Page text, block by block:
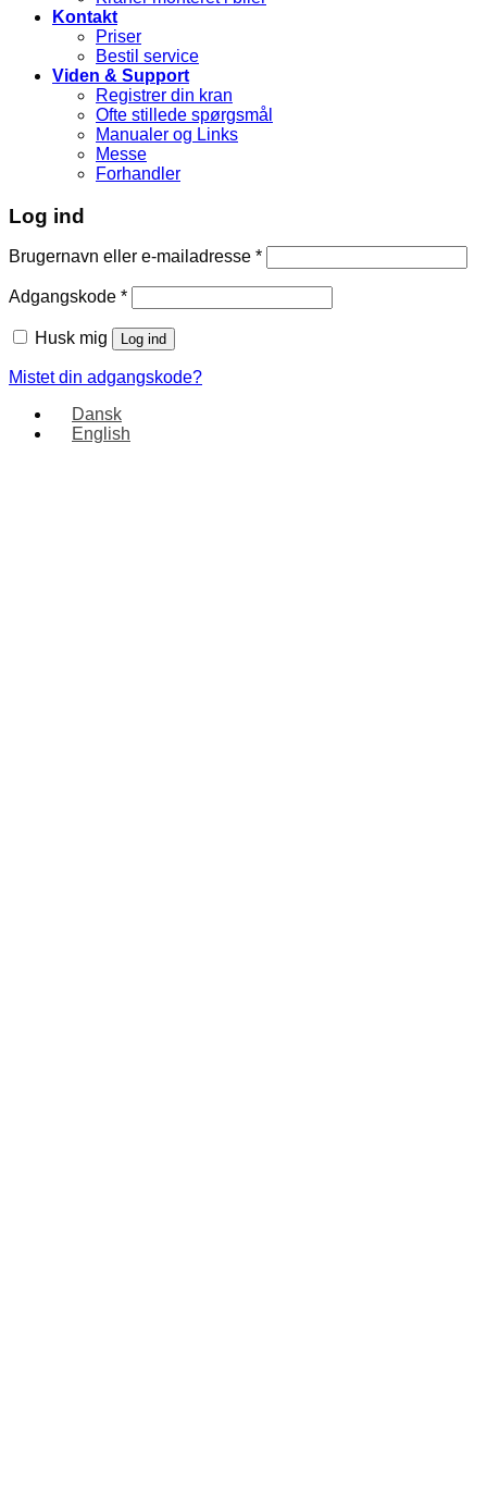
Kontakt
Priser
Bestil service
Viden & Support
Registrer din kran
Ofte stillede spørgsmål
Manualer og Links
Messe
Forhandler
Log ind
Brugernavn eller e-mailadresse *
Adgangskode *
Husk mig Log ind
Mistet din adgangskode?
Dansk
English